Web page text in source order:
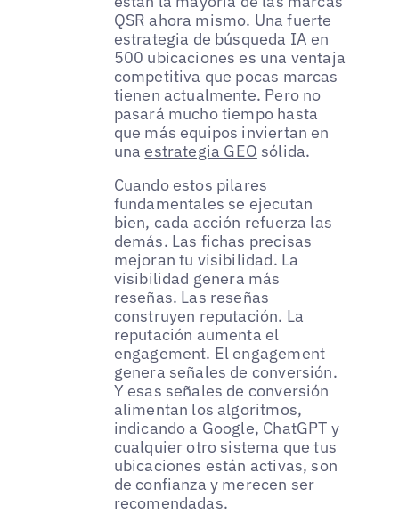
QSR ahora mismo. Una fuerte
estrategia de búsqueda IA en
500 ubicaciones es una ventaja
competitiva que pocas marcas
tienen actualmente. Pero no
pasará mucho tiempo hasta
que más equipos inviertan en
una estrategia GEO sólida.
Cuando estos pilares
fundamentales se ejecutan
bien, cada acción refuerza las
demás. Las fichas precisas
mejoran tu visibilidad. La
visibilidad genera más
reseñas. Las reseñas
construyen reputación. La
reputación aumenta el
engagement. El engagement
genera señales de conversión.
Y esas señales de conversión
alimentan los algoritmos,
indicando a Google, ChatGPT y
cualquier otro sistema que tus
ubicaciones están activas, son
de confianza y merecen ser
recomendadas.